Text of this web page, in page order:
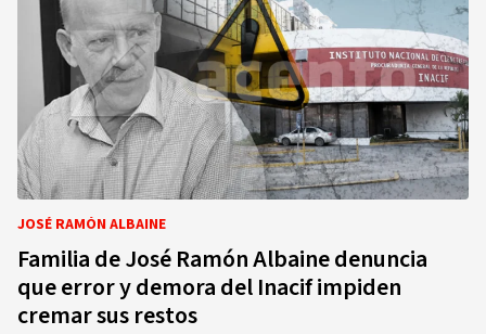
JOSÉ RAMÓN ALBAINE
Familia de José Ramón Albaine denuncia
que error y demora del Inacif impiden
cremar sus restos